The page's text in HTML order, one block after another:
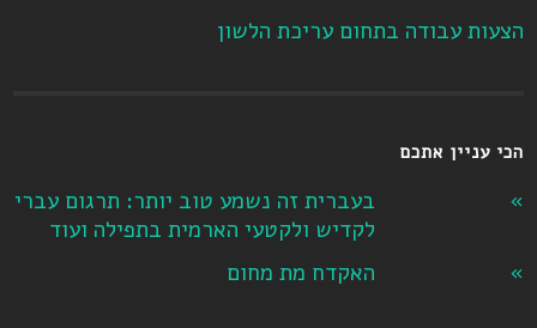
הצעות עבודה בתחום עריכת הלשון
הכי עניין אתכם
בעברית זה נשמע טוב יותר: תרגום עברי
לקדיש ולקטעי הארמית בתפילה ועוד
האקדח מת מחום